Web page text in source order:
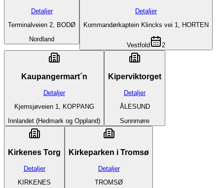
Detaljer
Terminalveien 2, BODØ
Nordland
Detaljer
Kommandørkaptein Klincks vei 1, HORTEN
Vestfold 2
Kaupangermart´n
Detaljer
Kjemsjøveien 1, KOPPANG
Innlandet (Hedmark og Oppland)
Kiperviktorget
Detaljer
ÅLESUND
Sunnmøre
Kirkenes Torg
Detaljer
KIRKENES
Kirkeparken i Tromsø
Detaljer
TROMSØ